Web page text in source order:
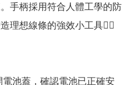
手柄採用符合人體工學的防
理想線條的強效小工具👍🏻